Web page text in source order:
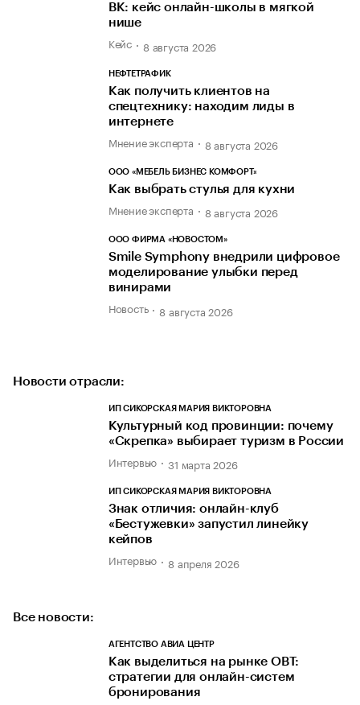
ВК: кейс онлайн-школы в мягкой
нише
Кейс 8 августа 2026
НЕФТЕТРАФИК
Как получить клиентов на
спецтехнику: находим лиды в
интернете
Мнение эксперта 8 августа 2026
ООО «МЕБЕЛЬ БИЗНЕС КОМФОРТ»
Как выбрать стулья для кухни
Мнение эксперта 8 августа 2026
ООО ФИРМА «НОВОСТОМ»
Smile Symphony внедрили цифровое
моделирование улыбки перед
винирами
Новость 8 августа 2026
Новости отрасли:
ИП СИКОРСКАЯ МАРИЯ ВИКТОРОВНА
Культурный код провинции: почему
«Скрепка» выбирает туризм в России
Интервью 31 марта 2026
ИП СИКОРСКАЯ МАРИЯ ВИКТОРОВНА
Знак отличия: онлайн-клуб
«Бестужевки» запустил линейку
кейпов
Интервью 8 апреля 2026
Все новости:
АГЕНТСТВО АВИА ЦЕНТР
Как выделиться на рынке OBT:
стратегии для онлайн-систем
бронирования